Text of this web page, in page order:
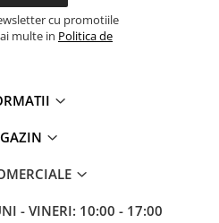
cu promotiile
multe in Politica de
- VINERI: 10:00 - 17:00